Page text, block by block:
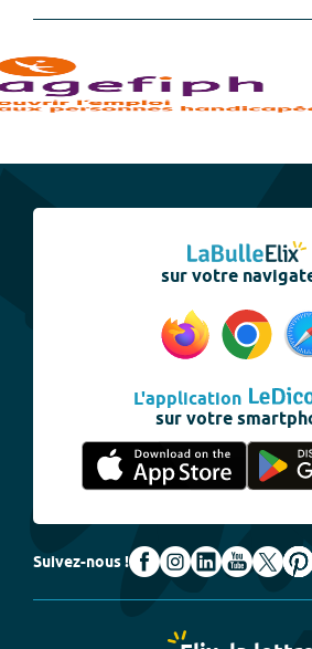
sur votre
L'application
sur votre
Suivez-nous !